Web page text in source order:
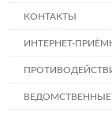
КОНТАКТЫ
ИНТЕРНЕТ-
ВЕДОМСТВЕННЫЕ